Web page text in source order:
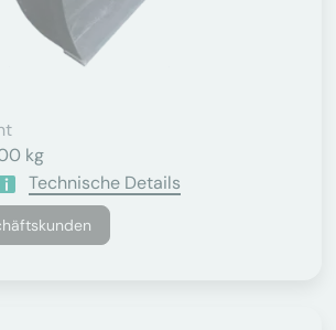
kg
Technische Details